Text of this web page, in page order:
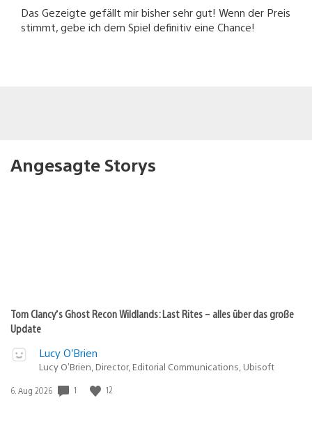
Das Gezeigte gefällt mir bisher sehr gut! Wenn der Preis
stimmt, gebe ich dem Spiel definitiv eine Chance!
Angesagte Storys
Tom Clancy’s Ghost Recon Wildlands: Last Rites – alles über das große
Update
Lucy O’Brien
Lucy O’Brien, Director, Editorial Communications, Ubisoft
Veröffentlichungsdatum:
6. Aug 2026 1 12